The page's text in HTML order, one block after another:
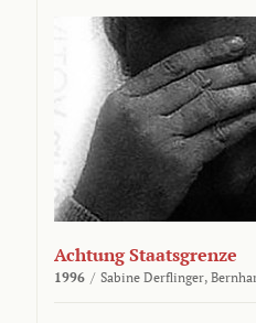
Achtung Staatsgrenze
1996 / Sabine Derflinger,